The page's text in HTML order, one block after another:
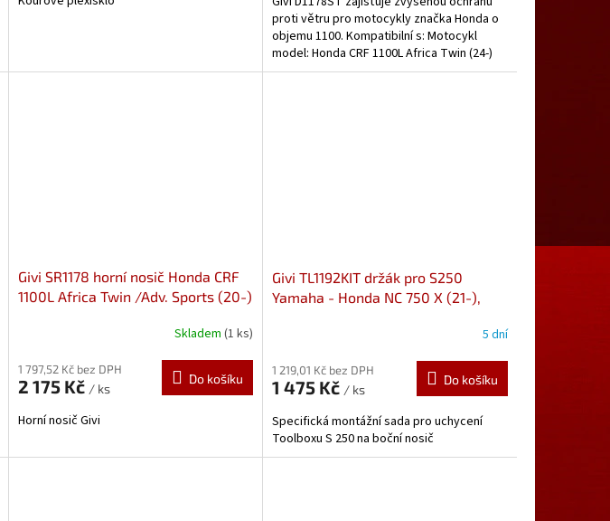
proti větru pro motocykly značka Honda o
objemu 1100. Kompatibilní s: Motocykl
model: Honda CRF 1100L Africa Twin (24-)
Motocykl...
Givi SR1178 horní nosič Honda CRF
1100L Africa Twin /Adv. Sports (20-)
Skladem (1 ks)
1 797,52 Kč bez DPH
2 175 Kč / ks
Do košíku
Horní nosič Givi
Givi TL1192KIT držák pro S250
Yamaha - Honda NC 750 X (21-),
5 dní
1 219,01 Kč bez DPH
1 475 Kč / ks
Do košíku
Specifická montážní sada pro uchycení
Toolboxu S 250 na boční nosič